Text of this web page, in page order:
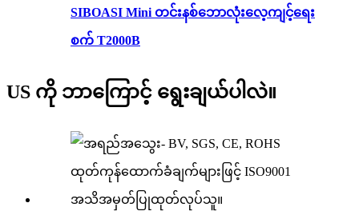
SIBOASI Mini တင်းနစ်ဘောလုံးလေ့ကျင့်ရေး
စက် T2000B
US ကို ဘာကြောင့် ရွေးချယ်ပါလဲ။